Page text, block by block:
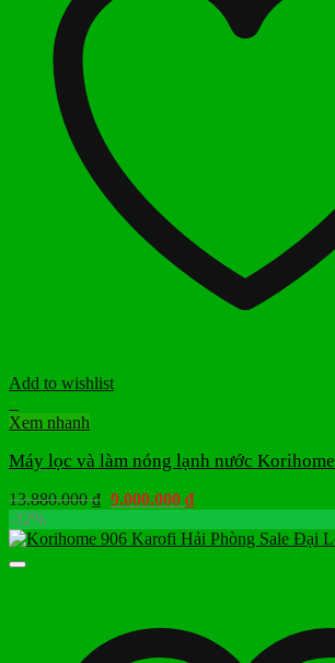
Add to wishlist
+
Xem nhanh
Máy lọc và làm nóng lạnh nước
13.880.000₫ Giá
là:
9.000.000 ₫Giá
tại
-32%